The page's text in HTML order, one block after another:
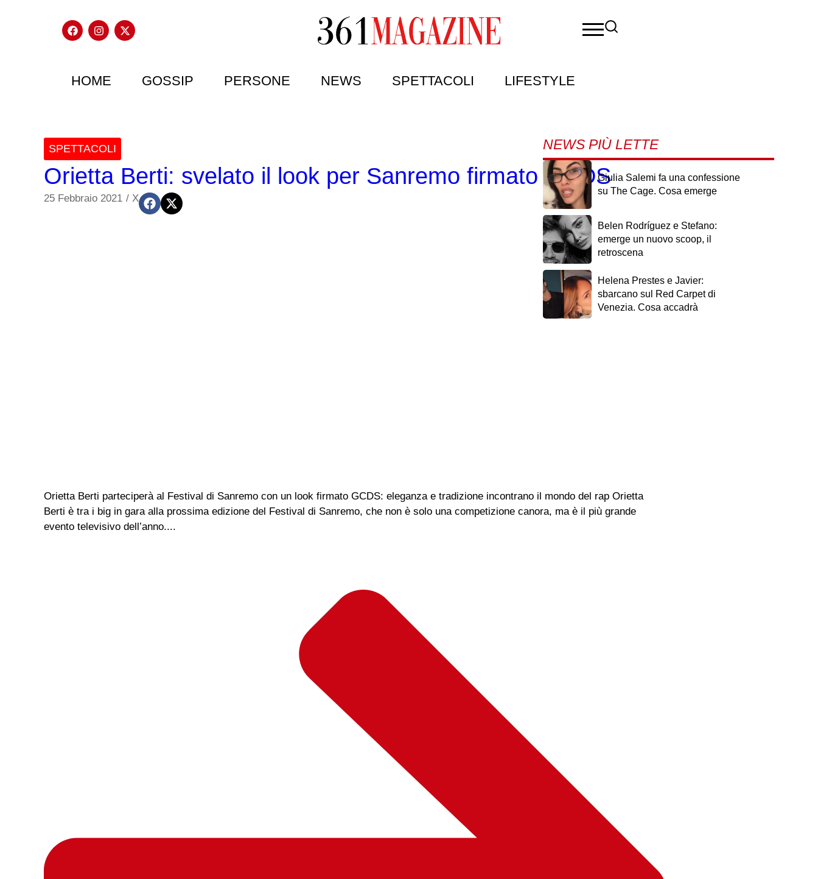
HOME GOSSIP PERSONE NEWS SPETTACOLI LIFESTYLE
SPETTACOLI
Orietta Berti: svelato il look per Sanremo firmato GCDS
25 Febbraio 2021 / X
Orietta Berti parteciperà al Festival di Sanremo con un look firmato GCDS: eleganza e tradizione incontrano il mondo del rap Orietta
Berti è tra i big in gara alla prossima edizione del Festival di Sanremo, che non è solo una competizione canora, ma è il più grande
evento televisivo dell’anno....
NEWS PIÙ LETTE
Giulia Salemi fa una confessione
su The Cage. Cosa emerge
Belen Rodríguez e Stefano:
emerge un nuovo scoop, il
retroscena
Helena Prestes e Javier:
sbarcano sul Red Carpet di
Venezia. Cosa accadrà